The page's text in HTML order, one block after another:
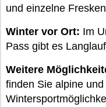
und einzelne
Winter vor Ort: Im
Pass gibt es
Weitere
finden Sie alpine